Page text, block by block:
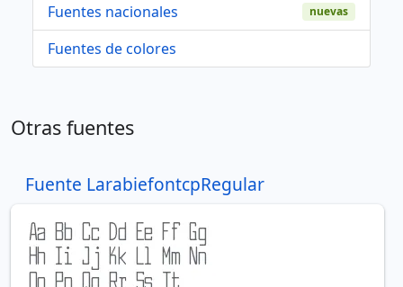
Fuentes nacionales
nuevas
Fuentes de colores
Otras fuentes
Fuente LarabiefontcpRegular